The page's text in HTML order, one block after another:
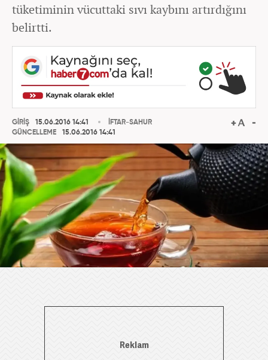
tüketiminin vücuttaki sıvı kaybını artırdığını
belirtti.
GİRİŞ
15.06.2016 14:41
GÜNCELLEME
15.06.2016 14:41
İFTAR-SAHUR